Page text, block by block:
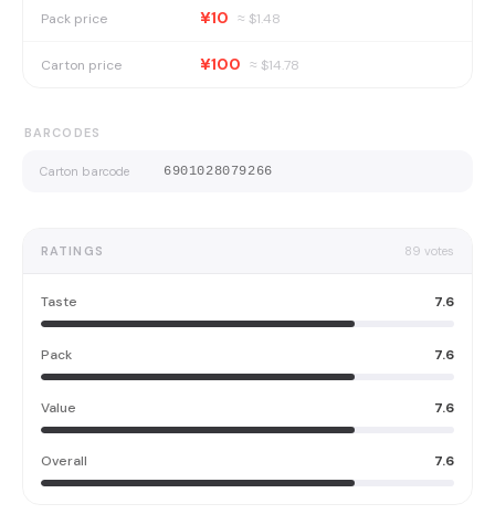
Pack price ¥10 ≈ $1.48
Carton price ¥100 ≈ $14.78
BARCODES
Carton barcode 6901028079266
RATINGS 89 votes
Taste 7.6
Pack 7.6
Value 7.6
Overall 7.6